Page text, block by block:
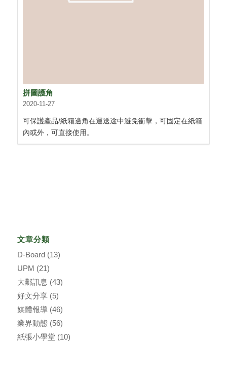
拼圖護角
2020-11-27
可保護產品/紙箱邊角在運送途中避免衝擊，可固定在紙箱
內或外，可直接使用。
文章分類
D-Board(13)
UPM (21)
大鄴訊息 (43)
好文分享(5)
媒體報導(46)
業界動態(56)
紙張小學堂 (10)